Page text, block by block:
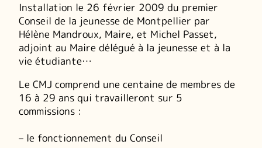
Installation le 26 février 2009 du premier
Conseil de la jeunesse de Montpellier par
Hélène Mandroux, Maire, et Michel Passet,
adjoint au Maire délégué à la jeunesse et à la
vie étudiante…
Le CMJ comprend une centaine de membres de
16 à 29 ans qui travailleront sur 5
commissions :
– le fonctionnement du Conseil